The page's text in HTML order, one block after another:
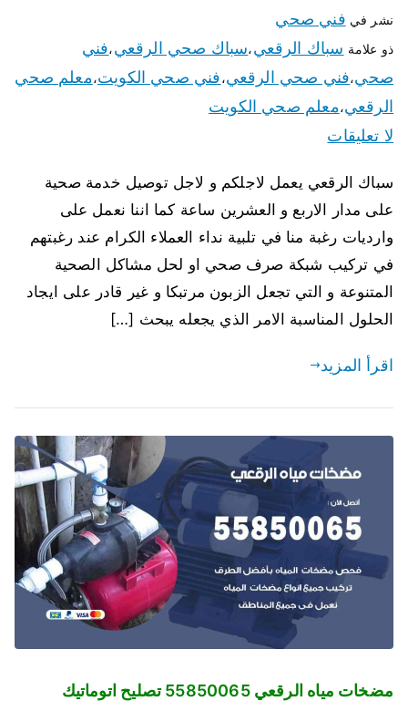
نشر في فني صحي
ذو علامة سباك الرقعي،سباك صحي الرقعي،فني
صحي،فني صحي الرقعي،فني صحي الكويت،معلم صحي
الرقعي،معلم صحي الكويت
لا تعليقات
سباك الرقعي يعمل لاجلكم و لاجل توصيل خدمة صحية
على مدار الاربع و العشرين ساعة كما اننا نعمل على
وارديات رغبة منا في تلبية نداء العملاء الكرام عند رغبتهم
في تركيب شبكة صرف صحي او لحل مشاكل الصحية
المتنوعة و التي تجعل الزبون مرتبكا و غير قادر على ايجاد
الحلول المناسبة الامر الذي يجعله يبحث […]
اقرأ المزيد
مضخات مياه الرقعي 55850065 تصليح اتوماتيك